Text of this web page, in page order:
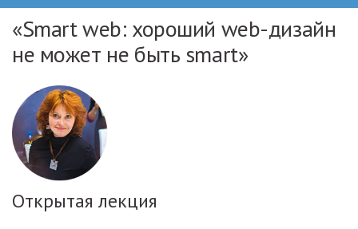
«Smart web: хороший web-дизайн
не может не быть smart»
Открытая лекция